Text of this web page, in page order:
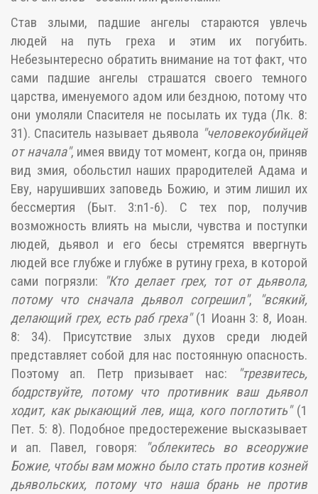
Став злыми, падшие ангелы стараются увлечь
людей на путь греха и этим их погубить.
Небезынтересно обратить внимание на тот факт, что
сами падшие ангелы страшатся своего темного
царства, именуемого адом или бездною, потому что
они умоляли Спасителя не посылать их туда (Лк. 8:
31). Спаситель называет дьявола "человекоубийцей
от начала", имея ввиду тот момент, когда он, приняв
вид змия, обольстил наших прародителей Адама и
Еву, нарушивших заповедь Божию, и этим лишил их
бессмертия (Быт. 3:n1-6). С тех пор, получив
возможность влиять на мысли, чувства и поступки
людей, дьявол и его бесы стремятся ввергнуть
людей все глубже и глубже в рутину греха, в которой
сами погрязли:
"Кто делает грех, тот от дьявола,
потому что сначала дьявол согрешил",
"всякий,
делающий грех, есть раб греха"(1 Иоанн 3: 8, Иоан.
8: 34). Присутствие злых духов среди людей
представляет собой для нас постоянную опасность.
Поэтому ап. Петр призывает нас:
"трезвитесь,
бодрствуйте, потому что противник ваш дьявол
ходит, как рыкающий лев, ища, кого поглотить"(1
Пет. 5: 8). Подобное предостережение высказывает
и ап. Павел, говоря:
"облекитесь во всеоружие
Божие, чтобы вам можно было стать против козней
дьявольских, потому что наша брань не против